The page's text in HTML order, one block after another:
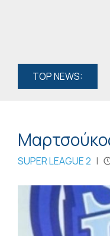
TOP NEWS:
SUPER LEAGUE 2 |